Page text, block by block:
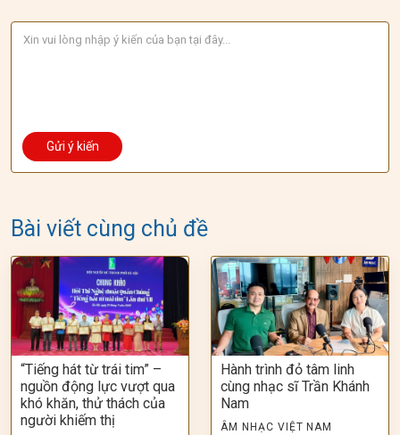
Bài viết cùng chủ đề
“Tiếng hát từ trái tim” –
nguồn động lực vượt qua
khó khăn, thử thách của
người khiếm thị
Hành trình đỏ tâm linh
cùng nhạc sĩ Trần Khánh
Nam
ÂM NHẠC VIỆT NAM